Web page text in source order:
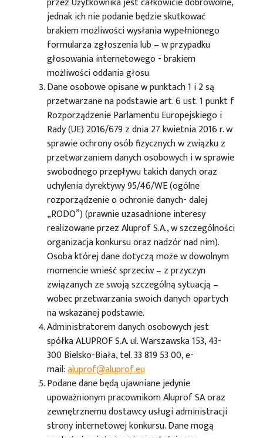
jednak ich nie podanie będzie skutkować
brakiem możliwości wysłania wypełnionego
formularza zgłoszenia lub – w przypadku
głosowania internetowego - brakiem
możliwości oddania głosu.
Dane osobowe opisane w punktach 1 i 2 są
przetwarzane na podstawie art. 6 ust. 1 punkt f
Rozporządzenie Parlamentu Europejskiego i
Rady (UE) 2016/679 z dnia 27 kwietnia 2016 r. w
sprawie ochrony osób fizycznych w związku z
przetwarzaniem danych osobowych i w sprawie
swobodnego przepływu takich danych oraz
uchylenia dyrektywy 95/46/WE (ogólne
rozporządzenie o ochronie danych- dalej
„RODO”) (prawnie uzasadnione interesy
realizowane przez Aluprof S.A., w szczególności
organizacja konkursu oraz nadzór nad nim).
Osoba której dane dotyczą może w dowolnym
momencie wnieść sprzeciw – z przyczyn
związanych ze swoją szczególną sytuacją –
wobec przetwarzania swoich danych opartych
na wskazanej podstawie.
Administratorem danych osobowych jest
spółka ALUPROF S.A. ul. Warszawska 153, 43-
300 Bielsko-Biała, tel. 33 819 53 00, e-
mail:aluprof@aluprof.eu
Podane dane będą ujawniane jedynie
upoważnionym pracownikom Aluprof SA oraz
zewnętrznemu dostawcy usługi administracji
strony internetowej konkursu. Dane mogą